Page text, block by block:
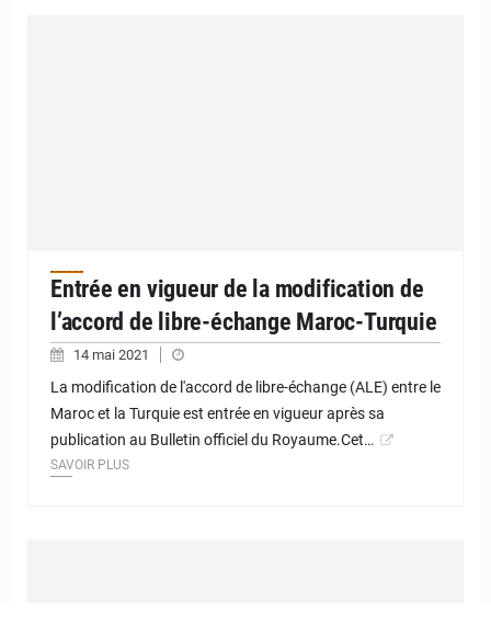
Entrée en vigueur de la modification de
l’accord de libre-échange Maroc-Turquie
14 mai 2021
La modification de l'accord de libre-échange (ALE) entre le
Maroc et la Turquie est entrée en vigueur après sa
publication au Bulletin officiel du Royaume.Cet…
SAVOIR PLUS